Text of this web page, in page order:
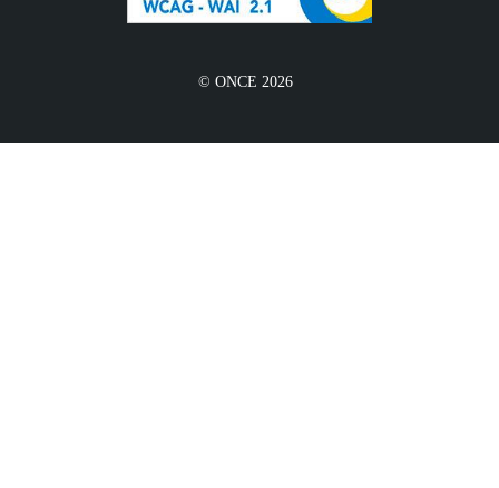
© ONCE 2026